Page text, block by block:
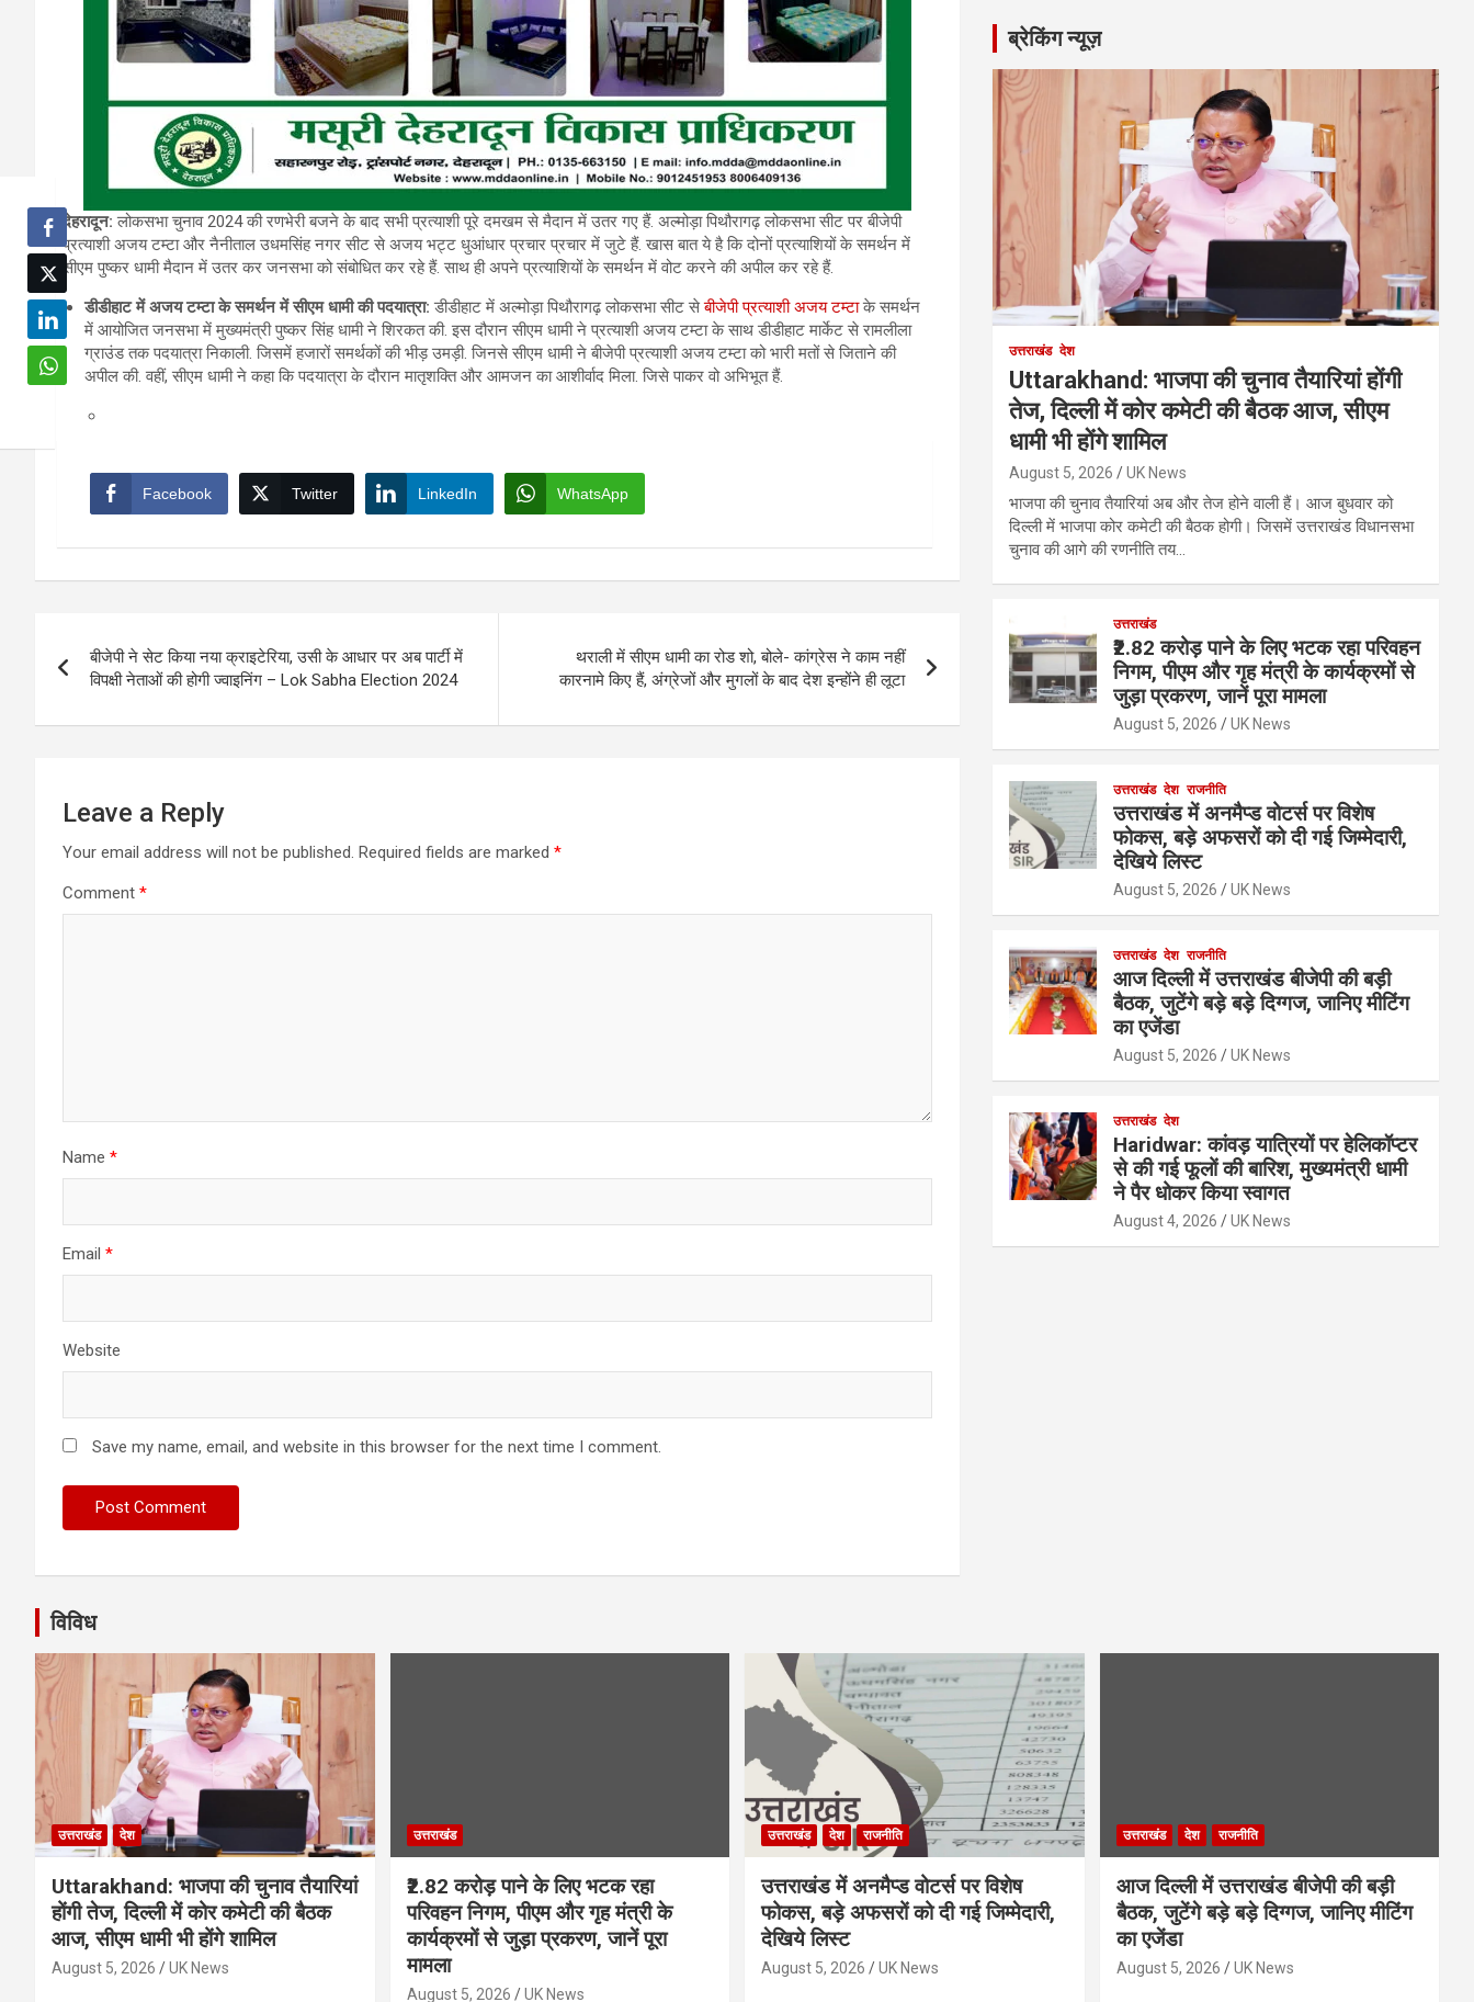
देहरादून:लोकसभा चुनाव 2024 की रणभेरी बजने के बाद सभी प्रत्याशी पूरे दमखम से मैदान में उतर गए हैं. अल्मोड़ा पिथौरागढ़ लोकसभा सीट पर बीजेपी
प्रत्याशी अजय टम्टा और नैनीताल उधमसिंह नगर सीट से अजय भट्ट धुआंधार प्रचार प्रचार में जुटे हैं. खास बात ये है कि दोनों प्रत्याशियों के समर्थन में
सीएम पुष्कर धामी मैदान में उतर कर जनसभा को संबोधित कर रहे हैं. साथ ही अपने प्रत्याशियों के समर्थन में वोट करने की अपील कर रहे हैं.
डीडीहाट में अजय टम्टा के समर्थन में सीएम धामी की पदयात्रा: डीडीहाट में अल्मोड़ा पिथौरागढ़ लोकसभा सीट सेबीजेपी प्रत्याशी अजय टम्टाके समर्थन
में आयोजित जनसभा में मुख्यमंत्री पुष्कर सिंह धामी ने शिरकत की. इस दौरान सीएम धामी ने प्रत्याशी अजय टम्टा के साथ डीडीहाट मार्केट से रामलीला
ग्राउंड तक पदयात्रा निकाली. जिसमें हजारों समर्थकों की भीड़ उमड़ी. जिनसे सीएम धामी ने बीजेपी प्रत्याशी अजय टम्टा को भारी मतों से जिताने की
अपील की. वहीं, सीएम धामी ने कहा कि पदयात्रा के दौरान मातृशक्ति और आमजन का आशीर्वाद मिला. जिसे पाकर वो अभिभूत हैं.
Facebook Twitter LinkedIn WhatsApp
navigation
बीजेपी ने सेट किया नया क्राइटेरिया, उसी के आधार पर अब पार्टी में
विपक्षी नेताओं की होगी ज्वाइनिंग – Lok Sabha Election 2024
थराली में सीएम धामी का रोड शो, बोले- कांग्रेस ने काम नहीं
कारनामे किए हैं, अंग्रेजों और मुगलों के बाद देश इन्होंने ही लूटा
Leave a Reply
Your email address will not be published. Required fields are marked *
Comment *
Name *
Email *
Website
Save my name, email, and website in this browser for the next time I comment.
ब्रेकिंग न्यूज़
उत्तराखंड देश
Uttarakhand: भाजपा की चुनाव तैयारियां होंगी
तेज, दिल्ली में कोर कमेटी की बैठक आज, सीएम
धामी भी होंगे शामिल
August 5, 2026 UK News
भाजपा की चुनाव तैयारियां अब और तेज होने वाली हैं। आज बुधवार को
दिल्ली में भाजपा कोर कमेटी की बैठक होगी। जिसमें उत्तराखंड विधानसभा
चुनाव की आगे की रणनीति तय…
उत्तराखंड
₹2.82 करोड़ पाने के लिए भटक रहा परिवहन
निगम, पीएम और गृह मंत्री के कार्यक्रमों से
जुड़ा प्रकरण, जानें पूरा मामला
August 5, 2026 UK News
उत्तराखंड देश राजनीति
उत्तराखंड में अनमैप्ड वोटर्स पर विशेष
फोकस, बड़े अफसरों को दी गई जिम्मेदारी,
देखिये लिस्ट
August 5, 2026 UK News
उत्तराखंड देश राजनीति
आज दिल्ली में उत्तराखंड बीजेपी की बड़ी
बैठक, जुटेंगे बड़े बड़े दिग्गज, जानिए मीटिंग
का एजेंडा
August 5, 2026 UK News
उत्तराखंड देश
Haridwar: कांवड़ यात्रियों पर हेलिकॉप्टर
से की गई फूलों की बारिश, मुख्यमंत्री धामी
ने पैर धोकर किया स्वागत
August 4, 2026 UK News
विविध
उत्तराखंड देश
Uttarakhand: भाजपा की चुनाव तैयारियां
होंगी तेज, दिल्ली में कोर कमेटी की बैठक
आज, सीएम धामी भी होंगे शामिल
August 5, 2026 UK News
उत्तराखंड
₹2.82 करोड़ पाने के लिए भटक रहा
परिवहन निगम, पीएम और गृह मंत्री के
कार्यक्रमों से जुड़ा प्रकरण, जानें पूरा
मामला
August 5, 2026 UK News
उत्तराखंड देश राजनीति
उत्तराखंड में अनमैप्ड वोटर्स पर विशेष
फोकस, बड़े अफसरों को दी गई जिम्मेदारी,
देखिये लिस्ट
August 5, 2026 UK News
उत्तराखंड देश राजनीति
आज दिल्ली में उत्तराखंड बीजेपी की बड़ी
बैठक, जुटेंगे बड़े बड़े दिग्गज, जानिए मीटिंग
का एजेंडा
August 5, 2026 UK News